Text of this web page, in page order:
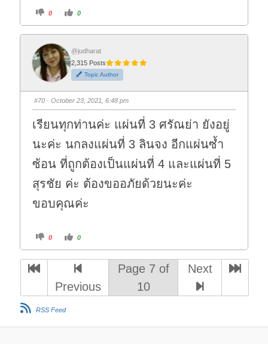
C
i
k
f
o
r
t
h
u
m
b
d
o
n
.
0
C
i
k
o
r
t
h
u
m
b
u
p
0
@judharat
2,315 Posts
Topic Author
#70 · October 23, 2021, 6:48 pm
เรียนทุกท่านค่ะ แผ่นที่ 3 ศรัณย่า ยังอยู่
นะค่ะ นกลงแผ่นที่ 3 ลินจง อีกแผ่นซ้ำ
ซ้อน ที่ถูกต้องเป็นแผ่นที่ 4 และแผ่นที่ 5
สุรชัย ค่ะ ต้องขออภัยด้วยนะค่ะ
ขอบคุณค่ะ
C
i
k
h
m
b
d
0
C
i
k
f
o
t
h
u
0
Previous
Page 7 of
10
Next
RSS Feed